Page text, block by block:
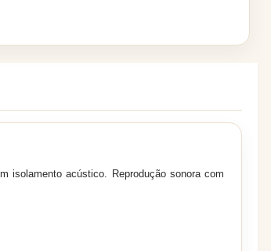
isolamento acústico.
Reprodução sonora com